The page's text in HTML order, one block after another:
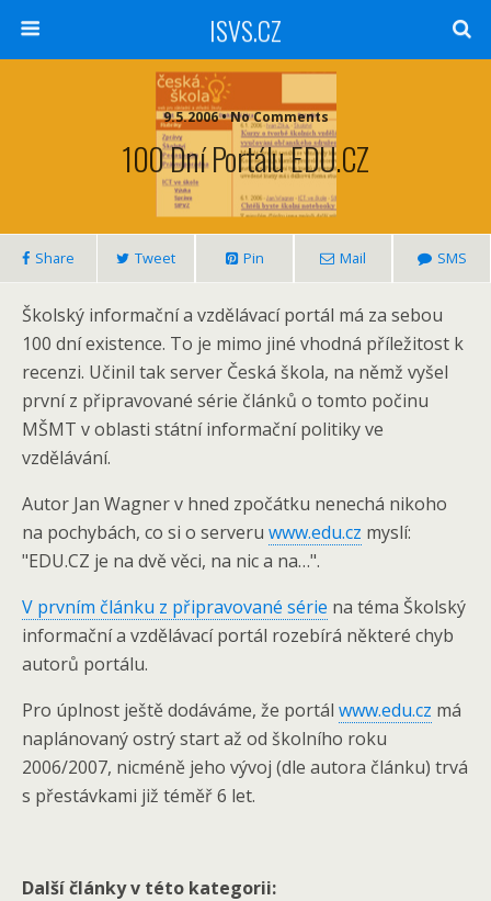
ISVS.CZ
9.5.2006 • No Comments
100 Dní Portálu EDU.CZ
Share Tweet Pin Mail SMS
Školský informační a vzdělávací portál má za sebou
100 dní existence. To je mimo jiné vhodná příležitost k
recenzi. Učinil tak server Česká škola, na němž vyšel
první z připravované série článků o tomto počinu
MŠMT v oblasti státní informační politiky ve
vzdělávání.
Autor Jan Wagner v hned zpočátku nenechá nikoho
na pochybách, co si o serveru www.edu.cz myslí:
"EDU.CZ je na dvě věci, na nic a na…".
V prvním článku z připravované série na téma Školský
informační a vzdělávací portál rozebírá některé chyb
autorů portálu.
Pro úplnost ještě dodáváme, že portál www.edu.cz má
naplánovaný ostrý start až od školního roku
2006/2007, nicméně jeho vývoj (dle autora článku) trvá
s přestávkami již téměř 6 let.
Další články v této kategorii: